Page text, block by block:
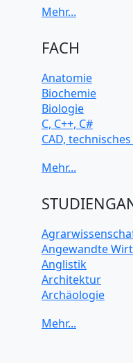
FACH
Anatomie
Biochemie
Biologie
C, C++, C#
CAD,
Elektrotechnik
Java
JavaScript
Künstliche
Latein
Makroökonomie
Mechanik
Angewandte
Anglistik
Architektur
Archäologie
Biochemie